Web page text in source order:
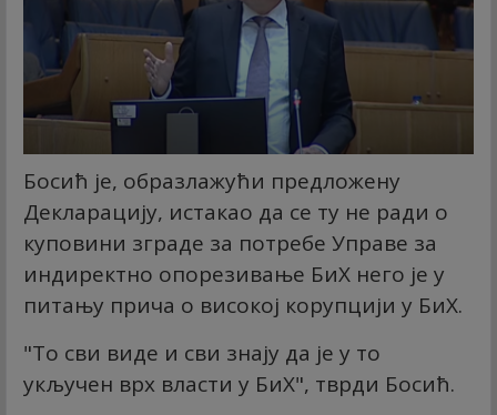
Босић је, образлажући предложену
Декларацију, истакао да се ту не ради о
куповини зграде за потребе Управе за
индиректно опорезивање БиХ него је у
питању прича о високој корупцији у БиХ.
"То сви виде и сви знају да је у то
укључен врх власти у БиХ", тврди Босић.